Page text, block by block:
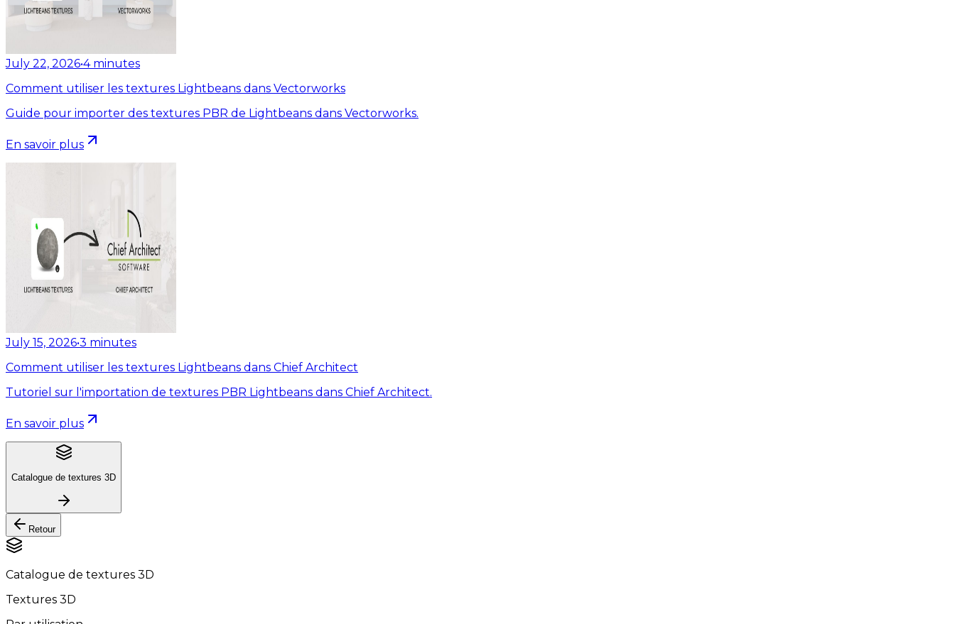
July 22, 2026•4 minutes
Comment utiliser les textures Lightbeans dans Vectorworks
Guide pour importer des textures PBR de Lightbeans dans Vectorworks.
En savoir plus
July 15, 2026•3 minutes
Comment utiliser les textures Lightbeans dans Chief Architect
Tutoriel sur l'importation de textures PBR Lightbeans dans Chief Architect.
En savoir plus
Catalogue de textures 3D
Retour
Catalogue de textures 3D
Textures 3D